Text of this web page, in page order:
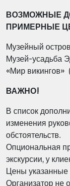
ВОЗМОЖНЫЕ
ПРИМЕРНЫЕ
Музейный
Музей-усадьба
«Мир викингов»
ВАЖНО!
В список
изменения
обстоятельств.
Опциональная
экскурсии, у
Цены указанные
Организатор не